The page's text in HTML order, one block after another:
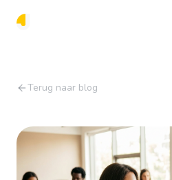
Terug naar blog